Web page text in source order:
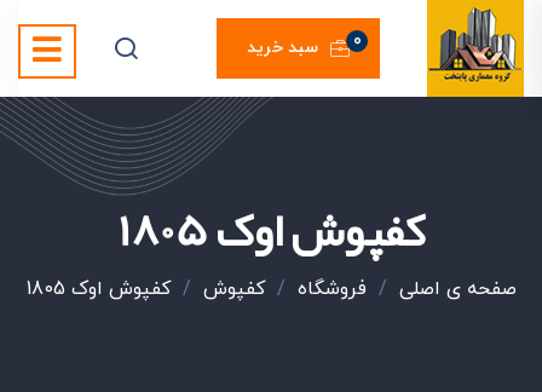
سبد خرید 0
کفپوش اوک 1805
صفحه ی اصلی / فروشگاه /کفپوش /کفپوش اوک 1805